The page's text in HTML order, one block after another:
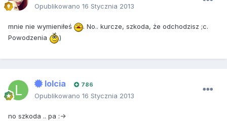
Opublikowano 16 Stycznia 2013
mnie nie wymieniłeś
. No.. kurcze, szkoda, że odchodzisz ;c.
Powodzenia
)
lolcia 786
Opublikowano 16 Stycznia 2013
no szkoda .. pa :->